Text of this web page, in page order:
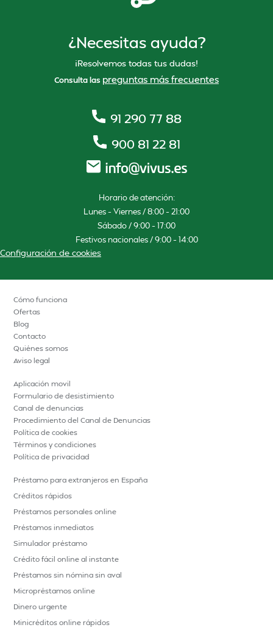
¿Necesitas ayuda?
¡Resolvemos todas tus dudas!
Consulta las preguntas más frecuentes
91 290 77 88
900 81 22 81
Horario de atención:
Lunes – Viernes / 8:00 – 21:00
Sábado / 9:00 – 17:00
Festivos nacionales / 9:00 – 14:00
Configuración de cookies
Cómo funciona
Ofertas
Blog
Contacto
Quiénes somos
Aviso legal
Aplicación movil
Formulario de desistimiento
Canal de denuncias
Procedimiento del Canal de Denuncias
Política de cookies
Términos y condiciones
Política de privacidad
Préstamo para extranjeros en España
Créditos rápidos
Préstamos personales online
Préstamos inmediatos
Simulador préstamo
Crédito fácil online al instante
Préstamos sin nómina sin aval
Micropréstamos online
Dinero urgente
Minicréditos online rápidos